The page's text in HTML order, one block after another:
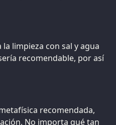
limpieza con sal y agua
recomendable, por así
recomendada,
No importa qué tan